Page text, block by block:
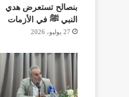
بنصالح تستعرض هدي
النبي ﷺ في الأزمات
27 يوليو، 2026